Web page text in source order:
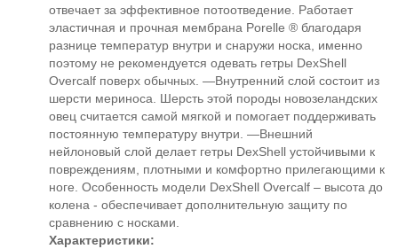
отвечает за эффективное потоотведение. Работает
эластичная и прочная мембрана Porelle ® благодаря
разнице температур внутри и снаружи носка, именно
поэтому не рекомендуется одевать гетры DexShell
Overcalf поверх обычных. —Внутренний слой состоит из
шерсти мериноса. Шерсть этой породы новозеландских
овец считается самой мягкой и помогает поддерживать
постоянную температуру внутри. —Внешний
нейлоновый слой делает гетры DexShell устойчивыми к
повреждениям, плотными и комфортно прилегающими к
ноге. Особенность модели DexShell Overcalf – высота до
колена - обеспечивает дополнительную защиту по
сравнению с носками.
Характеристики: